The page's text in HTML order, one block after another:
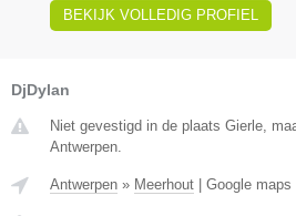
BEKIJK VOLLEDIG PROFIEL
DjDylan
Niet gevestigd in de plaats Gierle,
Antwerpen.
Antwerpen » Meerhout Google maps